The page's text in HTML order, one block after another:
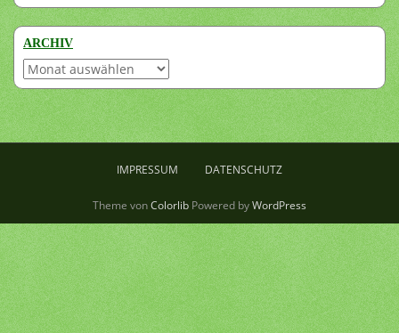
ARCHIV
Archiv
IMPRESSUM DATENSCHUTZ
Theme vonColorlib Powered byWordPress